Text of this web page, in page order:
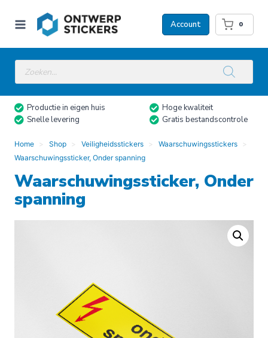
naar
Account 0
Producten
zoeken
Productie in eigen huis
Hoge kwaliteit
Snelle levering
Gratis bestandscontrole
Home Shop Veiligheidsstickers
Waarschuwingsstickers
Waarschuwingssticker, Onder spanning
Waarschuwingssticker, Onder
spanning